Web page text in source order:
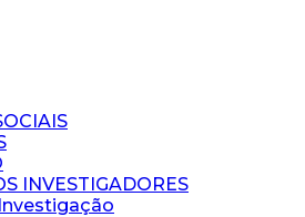
INVESTIGADORES